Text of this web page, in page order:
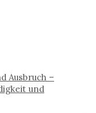
Ausbruch –
und